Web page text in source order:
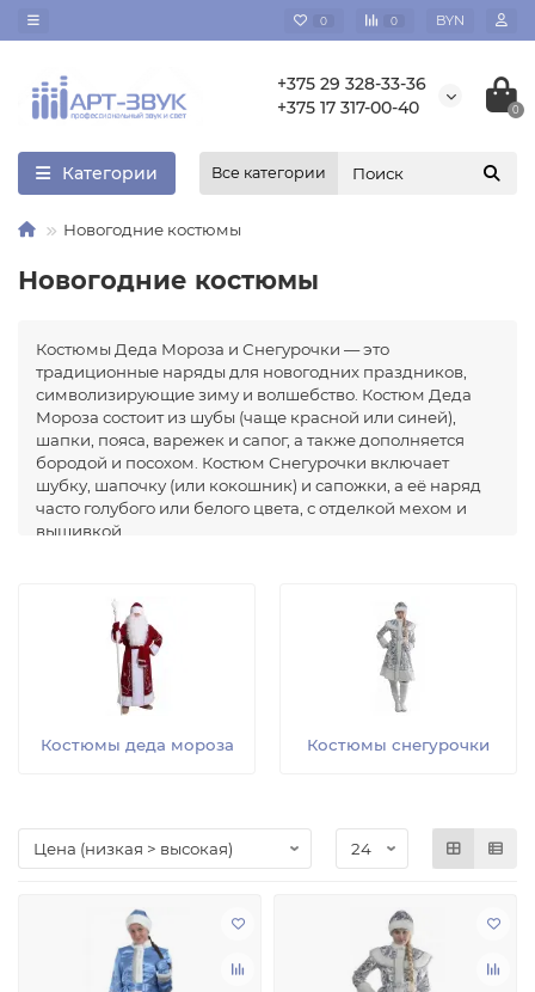
0 0 BYN
+375 29 328-33-36
+375 17 317-00-40
0
Категории Все категории
Новогодние костюмы
Новогодние костюмы
Костюмы Деда Мороза и Снегурочки — это
традиционные наряды для новогодних праздников,
символизирующие зиму и волшебство. Костюм Деда
Мороза состоит из шубы (чаще красной или синей),
шапки, пояса, варежек и сапог, а также дополняется
бородой и посохом. Костюм Снегурочки включает
шубку, шапочку (или кокошник) и сапожки, а её наряд
часто голубого или белого цвета, с отделкой мехом и
вышивкой
Костюмы деда мороза Костюмы снегурочки